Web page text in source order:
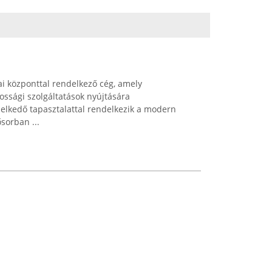
központtal rendelkező cég, amely
szolgáltatások nyújtására
tapasztalattal rendelkezik a modern
...